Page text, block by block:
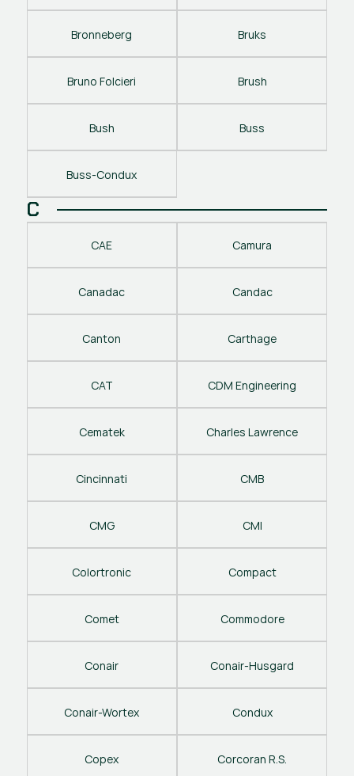
Bronneberg Bruks
Bruno Folcieri Brush
Bush Buss
Buss-Condux
C
CAE Camura
Canadac Candac
Canton Carthage
CAT CDM Engineering
Cematek Charles Lawrence
Cincinnati CMB
CMG CMI
Colortronic Compact
Comet Commodore
Conair Conair-Husgard
Conair-Wortex Condux
Copex Corcoran R.S.